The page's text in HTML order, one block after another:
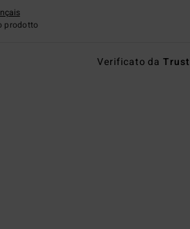
prodotto
Verificato da